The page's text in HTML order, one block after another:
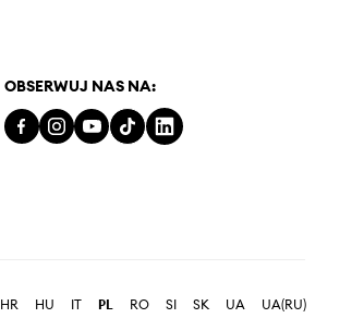
OBSERWUJ NAS NA:
HR HU IT PL RO SI SK UA UA(RU)